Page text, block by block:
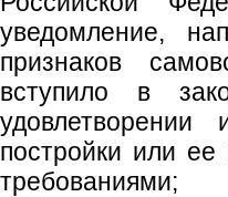
уведомление,
признаков
вступило в
постройки или ее
требованиями;